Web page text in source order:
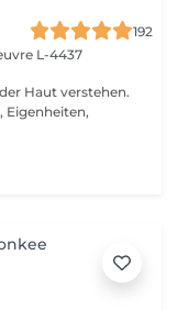
192
L-4437
Haut verstehen.
Eigenheiten,